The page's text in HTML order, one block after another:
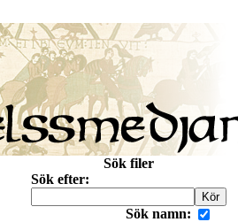
Sök filer
Sök efter:
Sök namn: